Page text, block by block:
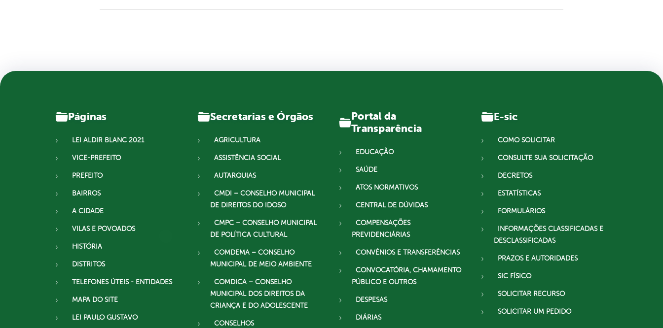
Páginas
LEI ALDIR BLANC 2021
VICE-PREFEITO
PREFEITO
BAIRROS
A CIDADE
VILAS E POVOADOS
HISTÓRIA
DISTRITOS
TELEFONES ÚTEIS - ENTIDADES
MAPA DO SITE
LEI PAULO GUSTAVO
Secretarias e Órgãos
AGRICULTURA
ASSISTÊNCIA SOCIAL
AUTARQUIAS
CMDI – CONSELHO MUNICIPAL
DE DIREITOS DO IDOSO
CMPC – CONSELHO MUNICIPAL
DE POLÍTICA CULTURAL
COMDEMA – CONSELHO
MUNICIPAL DE MEIO AMBIENTE
COMDICA – CONSELHO
MUNICIPAL DOS DIREITOS DA
CRIANÇA E DO ADOLESCENTE
CONSELHOS
Portal da
Transparência
EDUCAÇÃO
SAÚDE
ATOS NORMATIVOS
CENTRAL DE DÚVIDAS
COMPENSAÇÕES
PREVIDENCIÁRIAS
CONVÊNIOS E TRANSFERÊNCIAS
CONVOCATÓRIA, CHAMAMENTO
PÚBLICO E OUTROS
DESPESAS
DIÁRIAS
E-sic
COMO SOLICITAR
CONSULTE SUA SOLICITAÇÃO
DECRETOS
ESTATÍSTICAS
FORMULÁRIOS
INFORMAÇÕES CLASSIFICADAS E
DESCLASSIFICADAS
PRAZOS E AUTORIDADES
SIC FÍSICO
SOLICITAR RECURSO
SOLICITAR UM PEDIDO